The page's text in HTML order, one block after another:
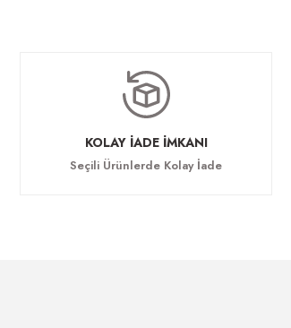
KOLAY İADE İMKANI
Seçili Ürünlerde Kolay İade